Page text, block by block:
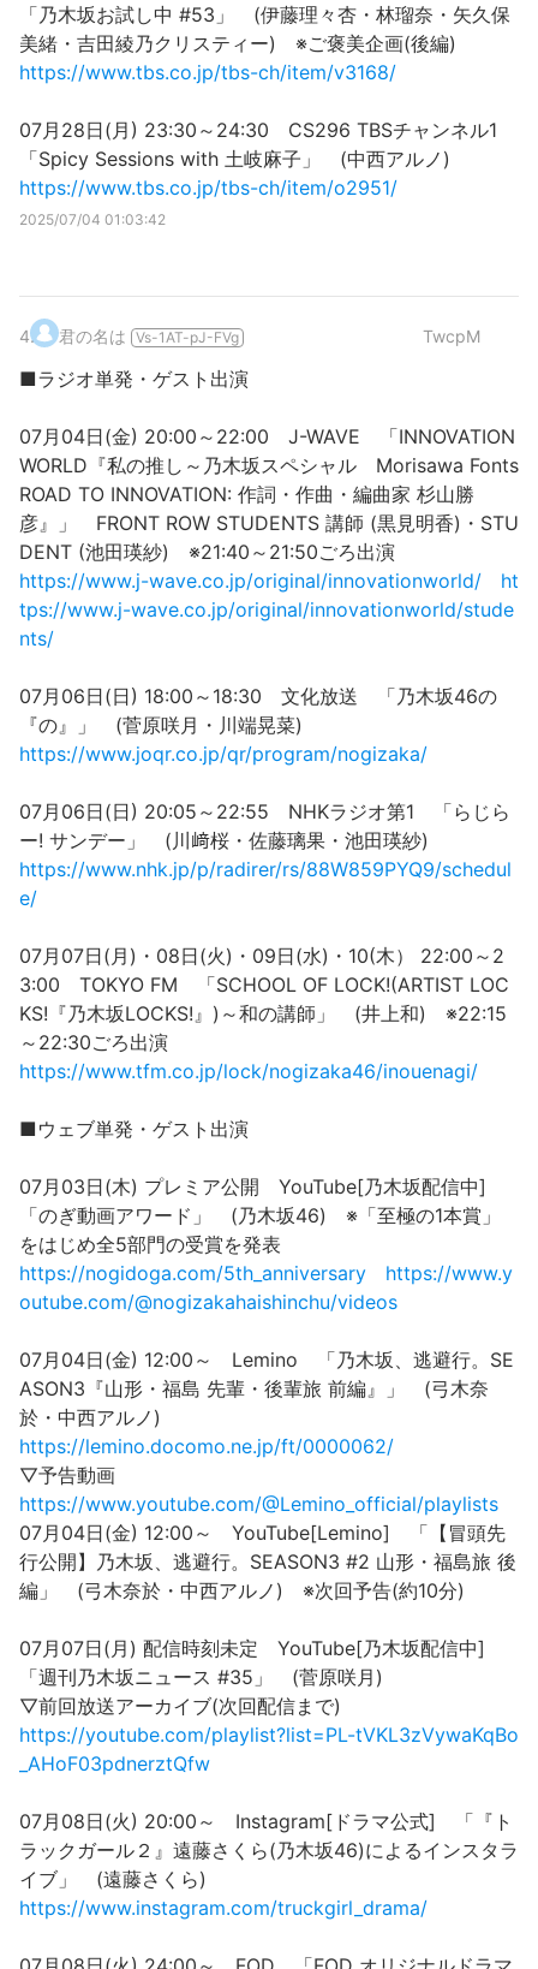
「乃木坂お試し中 #53」 (伊藤理々杏・林瑠奈・矢久保
美緒・吉田綾乃クリスティー) ※ご褒美企画(後編)
https://www.tbs.co.jp/tbs-ch/item/v3168/
07月28日(月) 23:30～24:30 CS296 TBSチャンネル1
「Spicy Sessions with 土岐麻子」 (中西アルノ)
https://www.tbs.co.jp/tbs-ch/item/o2951/
2025/07/04 01:03:42
4. 君の名は Vs-1AT-pJ-FVg TwcpM
■ラジオ単発・ゲスト出演
07月04日(金) 20:00～22:00 J-WAVE 「INNOVATION
WORLD『私の推し～乃木坂スペシャル Morisawa Fonts
ROAD TO INNOVATION: 作詞・作曲・編曲家 杉山勝
彦』」 FRONT ROW STUDENTS 講師 (黒見明香)・STU
DENT (池田瑛紗) ※21:40～21:50ごろ出演
https://www.j-wave.co.jp/original/innovationworld/
ht
tps://www.j-wave.co.jp/original/innovationworld/stude
nts/
07月06日(日) 18:00～18:30 文化放送 「乃木坂46の
『の』」 (菅原咲月・川端晃菜)
https://www.joqr.co.jp/qr/program/nogizaka/
07月06日(日) 20:05～22:55 NHKラジオ第1 「らじら
ー! サンデー」 (川﨑桜・佐藤璃果・池田瑛紗)
https://www.nhk.jp/p/radirer/rs/88W859PYQ9/schedul
e/
07月07日(月)・08日(火)・09日(水)・10(木） 22:00～2
3:00 TOKYO FM 「SCHOOL OF LOCK!(ARTIST LOC
KS!『乃木坂LOCKS!』)～和の講師」 (井上和) ※22:15
～22:30ごろ出演
https://www.tfm.co.jp/lock/nogizaka46/inouenagi/
■ウェブ単発・ゲスト出演
07月03日(木) プレミア公開 YouTube[乃木坂配信中]
「のぎ動画アワード」 (乃木坂46) ※「至極の1本賞」
をはじめ全5部門の受賞を発表
https://nogidoga.com/5th_anniversary
https://www.y
outube.com/@nogizakahaishinchu/videos
07月04日(金) 12:00～ Lemino 「乃木坂、逃避行。SE
ASON3『山形・福島 先輩・後輩旅 前編』」 (弓木奈
於・中西アルノ)
https://lemino.docomo.ne.jp/ft/0000062/
▽予告動画
https://www.youtube.com/@Lemino_official/playlists
07月04日(金) 12:00～ YouTube[Lemino] 「【冒頭先
行公開】乃木坂、逃避行。SEASON3 #2 山形・福島旅 後
編」 (弓木奈於・中西アルノ) ※次回予告(約10分)
07月07日(月) 配信時刻未定 YouTube[乃木坂配信中]
「週刊乃木坂ニュース #35」 (菅原咲月)
▽前回放送アーカイブ(次回配信まで)
https://youtube.com/playlist?list=PL-tVKL3zVywaKqBo
_AHoF03pdnerztQfw
07月08日(火) 20:00～ Instagram[ドラマ公式] 「『ト
ラックガール２』遠藤さくら(乃木坂46)によるインスタラ
イブ」 (遠藤さくら)
https://www.instagram.com/truckgirl_drama/